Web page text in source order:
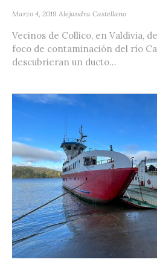
Marzo 4, 2019 Alejandra Castellano
Vecinos de Collico, en Valdivia,
foco de contaminación del río
descubrieran un ducto...